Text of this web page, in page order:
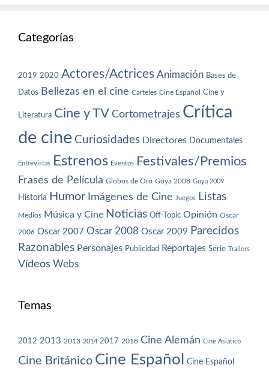
Categorías
2019 2020 Actores/Actrices Animación Bases de
Datos Bellezas en el cine Carteles Cine Español Cine y
Literatura Cine y TV Cortometrajes Crítica
de cine Curiosidades Directores Documentales
Entrevistas Estrenos Eventos Festivales/Premios
Frases de Película Globos de Oro Goya 2008 Goya 2009
Historia Humor Imágenes de Cine Juegos Listas
Medios Música y Cine Noticias Off-Topic Opinión Oscar
2006 Oscar 2007 Oscar 2008 Oscar 2009 Parecidos
Razonables Personajes Publicidad Reportajes Serie Trailers
Vídeos Webs
Temas
2012 2013 2013 2014 2017 2018 Cine Alemán Cine Asiático
Cine Británico Cine Español Cine Español